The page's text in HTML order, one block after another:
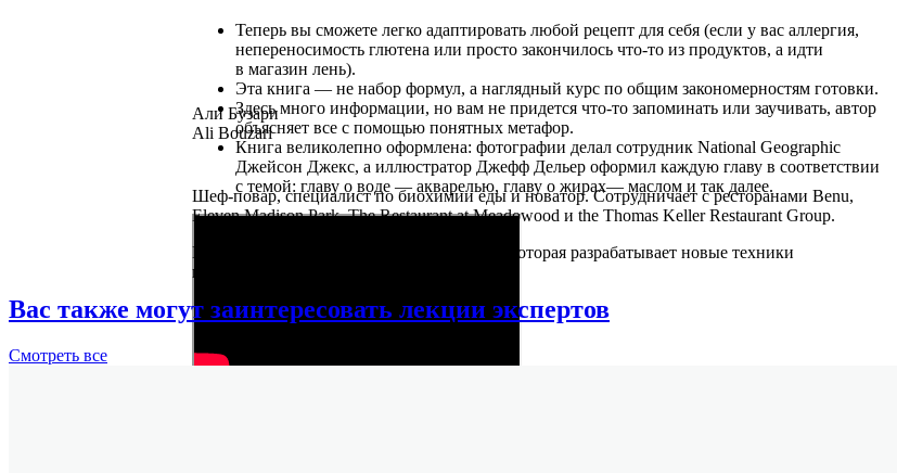
Теперь вы сможете легко адаптировать любой рецепт для себя (если у вас аллергия,
непереносимость глютена или просто закончилось что-то из продуктов, а идти
в магазин лень).
Эта книга — не набор формул, а наглядный курс по общим закономерностям готовки.
Здесь много информации, но вам не придется что-то запоминать или заучивать, автор
объясняет все с помощью понятных метафор.
Книга великолепно оформлена: фотографии делал сотрудник National Geographic
Джейсон Джекс, а иллюстратор Джефф Дельер оформил каждую главу в соответствии
с темой: главу о воде — акварелью, главу о жирах— маслом и так далее.
Али Бузари
Ali Bouzari
Шеф-повар, специалист по биохимии еды и новатор. Сотрудничает с ресторанами Benu,
Eleven Madison Park, The Restaurant at Meadowood и the Thomas Keller Restaurant Group.
В 2014 году основал компанию Pilot R+D, которая разрабатывает новые техники
приготовления еды.
Вас также могут заинтересовать лекции экспертов
Смотреть все